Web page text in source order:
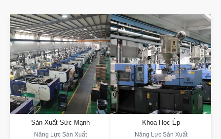
Sản Xuất Sức Mạnh
Năng Lực Sản Xuất
Năng Lực Sản Xuất
DAYIN Có Hơn 30 Năm Kinh Nghiệm,
Sở Hữu Khu Sản Xuất Rộng 50.000
Mét Vuông, Hơn 100 Máy Ép Nhựa Và
Hơn 600 Nhân Viên. Các Cơ Sở Tự
Động Hóa Của Chúng Tôi, Thông Qua
Thiết Bị Tiên Tiến Và Chuỗi Cung Ứng
Mạnh Mẽ, Đảm Bảo Việc Giao Hàng
Đúng Hạn.
Khoa Học Ép
Năng Lực Sản Xuất
Kỹ thuật ép nhựa khoa học
Quản Lý Khuôn Mẫu Số Sử Dụng
Phân Tích Quy Trình Để Tối Ưu Hóa
Các Tham Số, Giảm Thiểu Khuyết Tật
Và Biến Dạng. Giám Sát Thời Gian
Thực Đảm Bảo Hiệu Quả Ép Nhựa
Cao. Phân Tích Hệ Thống Giảm Sự
Phụ Thuộc Vào Con Người, Mang Lại
Sản Xuất Hiệu Quả. Kiểm Tra Vật Liệu
Nâng Cao Chất Lượng. Hệ Thống
Hoàn Chỉnh Nâng Cao Kỹ Năng Cho
Nhân Viên